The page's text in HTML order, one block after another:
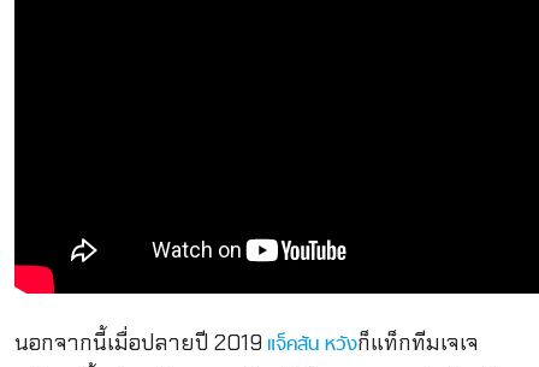
นอกจากนี้เมื่อปลายปี 2019 แจ็คสัน หวังก็แท็กทีมเจเจ